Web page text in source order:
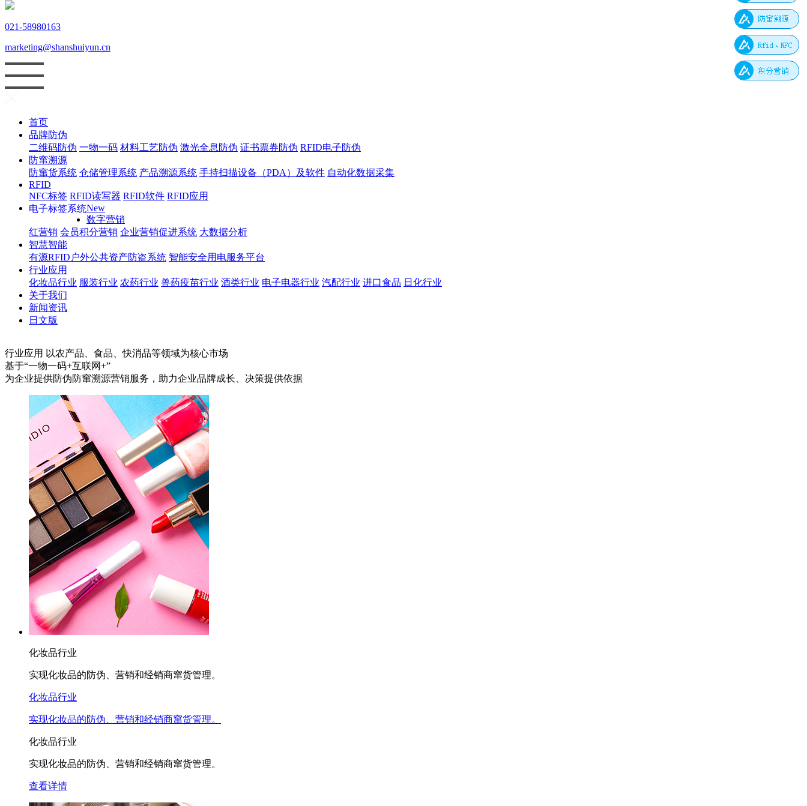
021-58980163
marketing@shanshuiyun.cn
首页
品牌防伪
二维码防伪 一物一码 材料工艺防伪 激光全息防伪 证书票券防伪 RFID电子防伪
防窜溯源
防窜货系统 仓储管理系统 产品溯源系统 手持扫描设备（PDA）及软件 自动化数据采集
RFID
NFC标签 RFID读写器 RFID软件 RFID应用
电子标签系统New
数字营销
红营销 会员积分营销 企业营销促进系统 大数据分析
智慧智能
有源RFID户外公共资产防盗系统 智能安全用电服务平台
行业应用
化妆品行业 服装行业 农药行业 兽药疫苗行业 酒类行业 电子电器行业 汽配行业 进口食品 日化行业
关于我们
新闻资讯
日文版
行业应用 以农产品、食品、快消品等领域为核心市场
基于“一物一码+互联网+”
为企业提供防伪防窜溯源营销服务，助力企业品牌成长、决策提供依据
化妆品行业
实现化妆品的防伪、营销和经销商窜货管理。
化妆品行业
实现化妆品的防伪、营销和经销商窜货管理。
化妆品行业
实现化妆品的防伪、营销和经销商窜货管理。
查看详情